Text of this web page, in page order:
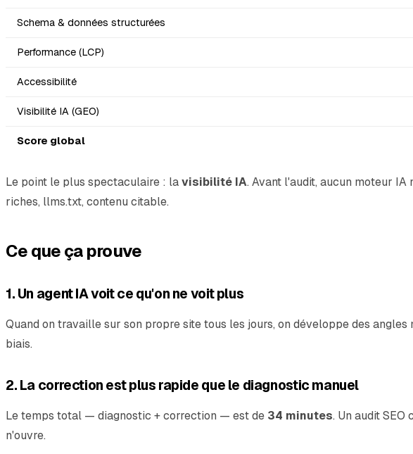
Schema & données structurées
Performance (LCP)
Accessibilité
Visibilité IA (GEO)
Score global
Le point le plus spectaculaire : lavisibilité IA. Avant l'audit, aucun moteur
riches, llms.txt, contenu citable.
Ce que ça prouve
1. Un agent IA voit ce qu'on ne voit plus
Quand on travaille sur son propre site tous les jours, on développe des
biais.
2. La correction est plus rapide que le diagnostic manuel
Le temps total — diagnostic + correction — est de 34 minutes. Un audit
n'ouvre.